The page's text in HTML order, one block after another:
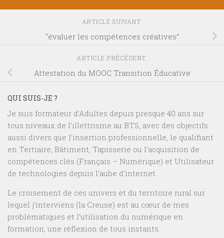
ARTICLE SUIVANT
“évaluer les compétences créatives”
ARTICLE PRÉCÉDENT
Attestation du MOOC Transition Éducative
QUI SUIS-JE ?
Je suis formateur d’Adultes depuis presque 40 ans sur
tous niveaux de l’illettrisme au BTS, avec des objectifs
aussi divers que l’insertion professionnelle, le qualifiant
en Tertiaire, Bâtiment, Tapisserie ou l’acquisition de
compétences clés (Français – Numérique) et Utilisateur
de technologies depuis l’aube d’internet.
Le croisement de ces univers et du territoire rural sur
lequel j’interviens (la Creuse) est au cœur de mes
problématiques et l’utilisation du numérique en
formation, une réflexion de tous instants.